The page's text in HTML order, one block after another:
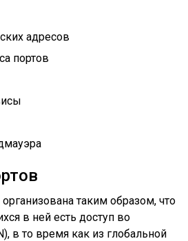
адресов
портов
таким образом, что
в ней есть доступ во
в то время как из глобальной